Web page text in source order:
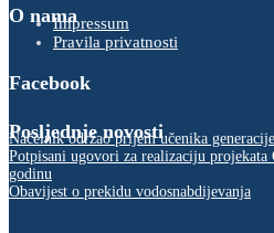
O namaImpressum
Pravila privatnosti
Facebook
Posljednje novosti
Načelnik održao prijem učenika
Potpisani ugovori za realizaciju projekata
godinu
Obavijest o prekidu vodosnabdijevanja